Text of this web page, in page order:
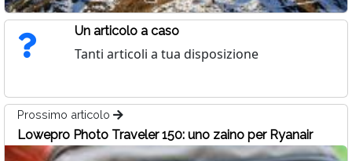
Un articolo a caso
Tanti articoli a tua disposizione
Prossimo articolo
Lowepro Photo Traveler 150: uno zaino per Ryanair